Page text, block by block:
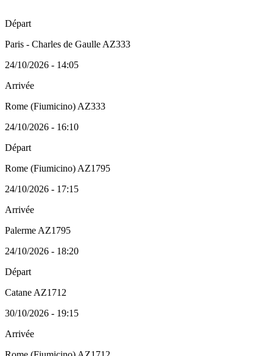
Départ
Paris - Charles de Gaulle AZ333
24/10/2026 - 14:05
Arrivée
Rome (Fiumicino) AZ333
24/10/2026 - 16:10
Départ
Rome (Fiumicino) AZ1795
24/10/2026 - 17:15
Arrivée
Palerme AZ1795
24/10/2026 - 18:20
Départ
Catane AZ1712
30/10/2026 - 19:15
Arrivée